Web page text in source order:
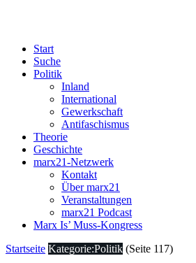
Start
Suche
Politik
Inland
International
Gewerkschaft
Antifaschismus
Theorie
Geschichte
marx21-Netzwerk
Kontakt
Über marx21
Veranstaltungen
marx21 Podcast
Marx Is’ Muss-Kongress
Startseite Kategorie:Politik (Seite 117)